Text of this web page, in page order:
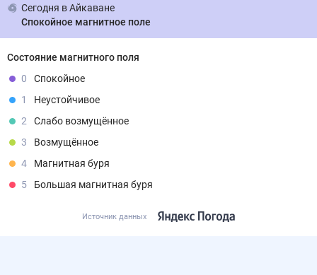
Сегодня в Айкаване
Спокойное магнитное поле
Состояние магнитного поля
0
Спокойное
1
Неустойчивое
2
Слабо возмущённое
3
Возмущённое
4
Магнитная буря
5
Большая магнитная буря
Источник данных